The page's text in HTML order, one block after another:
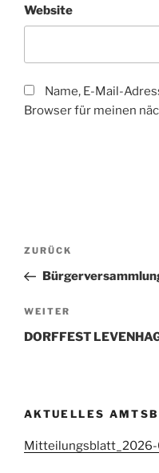
Website
Name, E-Mail-
Browser für meinen
Beitragsnavigation
Vorheriger
Beitrag
ZURÜCK
Nächster
Beitrag
WEITER
DORFFEST
AKTUELLES